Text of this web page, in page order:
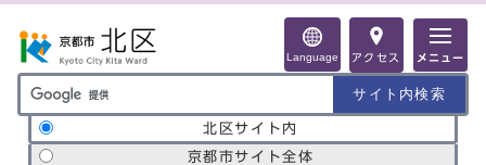
Language アクセス メニュー
サイト内検索の範囲
北区サイト内
京都市サイト全体